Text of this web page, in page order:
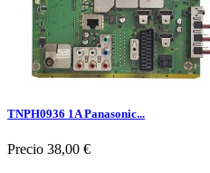
TNPH0936 1A Panasonic...
Precio 38,00 €